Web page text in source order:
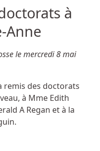
à
Anne
le mercredi 8 mai
remis des doctorats
à Mme Edith
A Regan et à la
ouvre dans un nouvel